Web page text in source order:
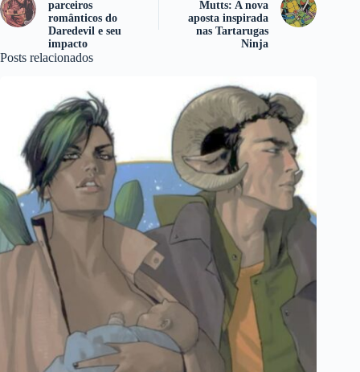
parceiros
românticos do
Daredevil e seu
impacto
Mutts: A nova
aposta inspirada
nas Tartarugas
Ninja
Posts relacionados